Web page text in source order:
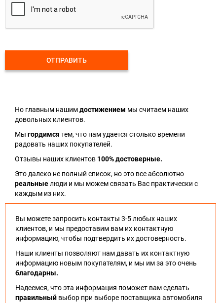
ОТПРАВИТЬ
Но главным нашимдостижением мы считаем наших
довольных клиентов.
Мы гордимся тем, что нам удается столько времени
радовать наших покупателей.
Отзывы наших клиентов 100% достоверные.
Это далеко не полный список, но это все абсолютно
реальныелюди и мы можем связать Вас практически с
каждым из них.
Вы можете запросить контакты 3-5 любых наших
клиентов, и мы предоставим вам их контактную
информацию, чтобы подтвердить их достоверность.
Наши клиенты позволяют нам давать их контактную
информацию новым покупателям, и мы им за это очень
благодарны.
Надеемся, что эта информация поможет вам сделать
правильный выбор при выборе поставщика автомобиля